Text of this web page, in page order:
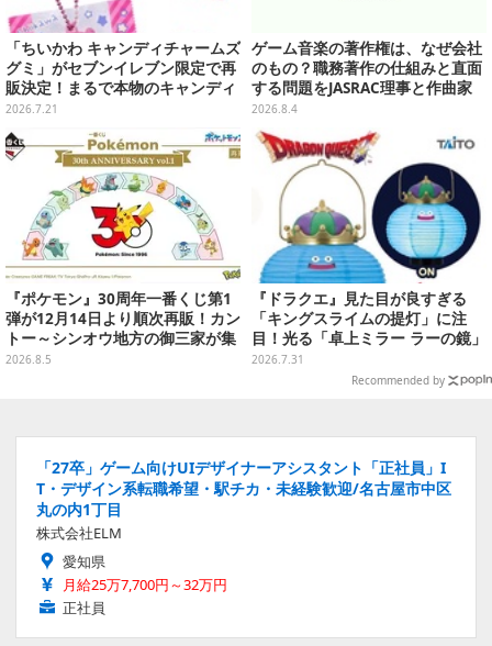
「ちいかわ キャンディチャームズ
グミ」がセブンイレブン限定で再
販決定！まるで本物のキャンディ
のような、カラフルボールチェー
2026.7.21
ゲーム音楽の著作権は、なぜ会社
のもの？職務著作の仕組みと直面
する問題をJASRAC理事と作曲家
が徹底解説【CEDEC 2026】
2026.8.4
『ポケモン』30周年一番くじ第1
弾が12月14日より順次再販！カン
トー～シンオウ地方の御三家が集
まった時計、ぬいぐるみなど記念
2026.8.5
『ドラクエ』見た目が良すぎる
「キングスライムの提灯」に注
目！光る「卓上ミラー ラーの鏡」
ほか6プライズが8月順次展開
2026.7.31
Recommended by
「27卒」ゲーム向けUIデザイナーアシスタント「正社員」I
T・デザイン系転職希望・駅チカ・未経験歓迎/名古屋市中区
丸の内1丁目
株式会社ELM
愛知県
月給25万7,700円～32万円
正社員